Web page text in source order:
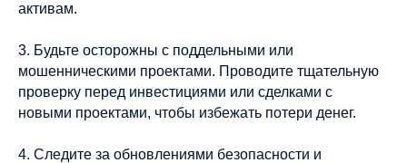
активам.
3. Будьте осторожны с поддельными или
мошенническими проектами. Проводите тщательную
проверку перед инвестициями или сделками с
новыми проектами, чтобы избежать потери денег.
4. Следите за обновлениями безопасности и